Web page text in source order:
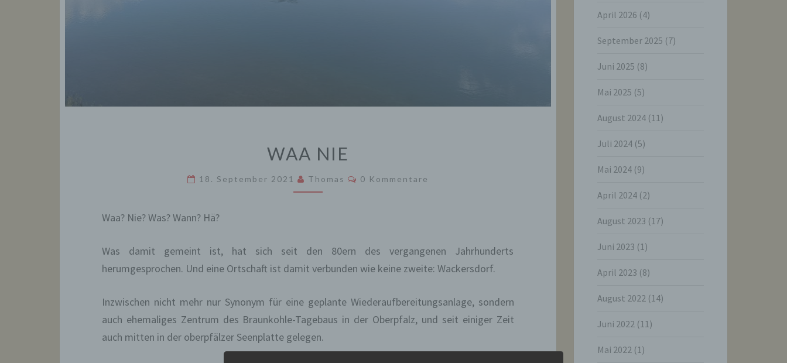
NIE
WAA NIE
18. September 2021 Thomas Kommentare
0 Kommentare
Waa? Nie? Was? Wann? Hä?
Was damit gemeint ist, hat sich seit den 80ern des vergangenen Jahrhunderts
herumgesprochen. Und eine Ortschaft ist damit verbunden wie keine zweite: Wackersdorf.
Inzwischen nicht mehr nur Synonym für eine geplante Wiederaufbereitungsanlage, sondern
auch ehemaliges Zentrum des Braunkohle-Tagebaus in der Oberpfalz, und seit einiger Zeit
auch mitten in der oberpfälzer Seenplatte gelegen.
April 2026 (4)
September 2025 (7)
Juni 2025 (8)
Mai 2025 (5)
August 2024(11)
Juli 2024(5)
Mai 2024(9)
April 2024(2)
August 2023 (17)
Juni 2023 (1)
April 2023 (8)
August 2022(14)
Juni 2022(11)
Mai 2022(1)